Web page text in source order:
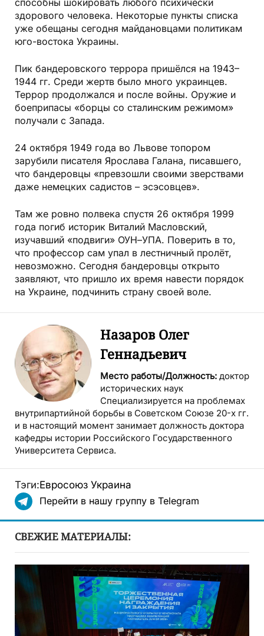
здорового человека. Некоторые пункты списка
уже обещаны сегодня майдановцами политикам
юго-востока Украины.
Пик бандеровского террора пришёлся на 1943–
1944 гг. Среди жертв было много украинцев.
Террор продолжался и после войны. Оружие и
боеприпасы «борцы со сталинским режимом»
получали с Запада.
24 октября 1949 года во Львове топором
зарубили писателя Ярослава Галана, писавшего,
что бандеровцы «превзошли своими зверствами
даже немецких садистов – эсэсовцев».
Там же ровно полвека спустя 26 октября 1999
года погиб историк Виталий Масловский,
изучавший «подвиги» ОУН–УПА. Поверить в то,
что профессор сам упал в лестничный пролёт,
невозможно. Сегодня бандеровцы открыто
заявляют, что пришло их время навести порядок
на Украине, подчинить страну своей воле.
Назаров Олег
Геннадьевич
Место работы/Должность: доктор
исторических наук
Специализируется на проблемах
внутрипартийной борьбы в Советском Союзе 20-х гг.
и в настоящий момент занимает должность доктора
кафедры истории Российского Государственного
Университета Сервиса.
Тэги:Евросоюз Украина
Перейти в нашу группу в Telegram
СВЕЖИЕ МАТЕРИАЛЫ: